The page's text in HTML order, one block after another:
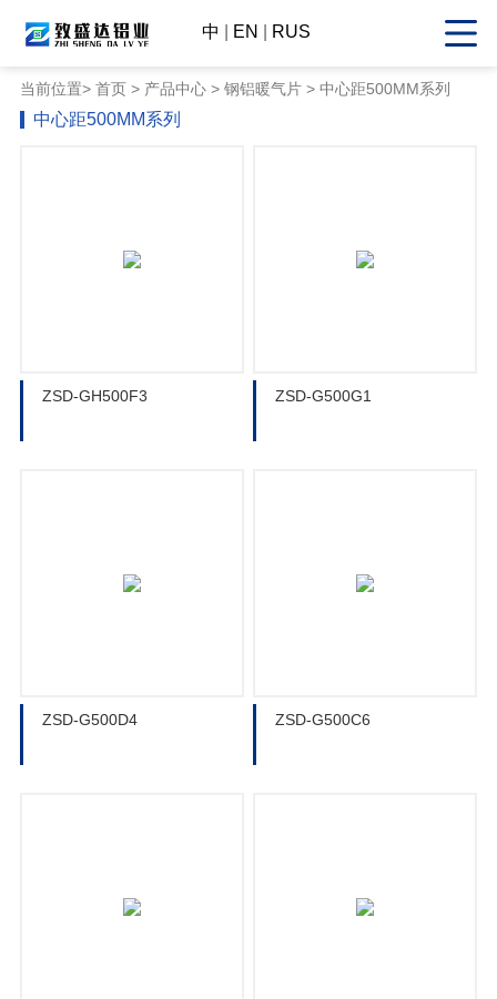
中 EN RUS
当前位置> 首页> 产品中心> 钢铝暖气片 > 中心距500MM系列
中心距500MM系列
ZSD-GH500F3 ZSD-G500G1
ZSD-G500D4 ZSD-G500C6